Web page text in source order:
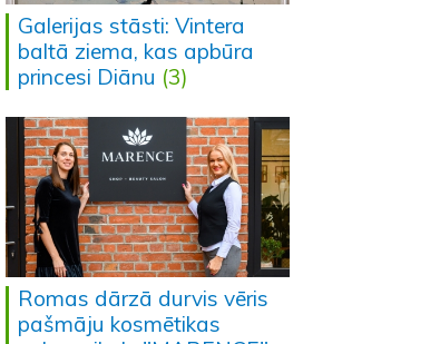
Galerijas stāsti: Vintera
baltā ziema, kas apbūra
princesi Diānu (3)
Romas dārzā durvis vēris
pašmāju kosmētikas